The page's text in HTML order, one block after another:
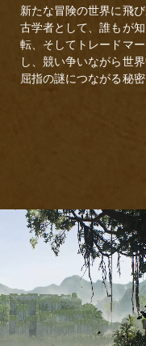
新たな冒険の世界に飛
古学者として、誰もが
転、そしてトレードマ
し、競い争いながら世
屈指の謎につながる秘